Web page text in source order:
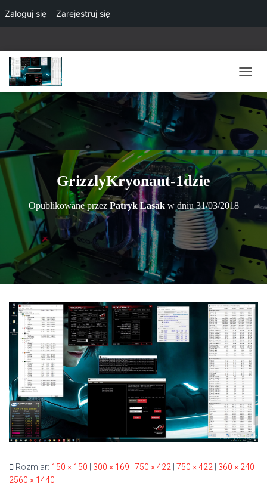
Zaloguj się Zarejestruj się
R
E
Ą
C
Z
N
A
G
C
Ę
GrizzlyKryonaut-1dzie
Opublikowane przezPatryk Lasakw dniu 31/03/2018
Rozmiar: 150 × 150 300 × 169 750 × 422 750 × 422 360 × 240
2560 × 1440